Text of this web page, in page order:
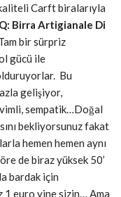
Carft biralarıyla
Birra Artigianale Di
bir sürpriz
gücü ile
Bu
gelişiyor,
sempatik…Doğal
bekliyorsunuz fakat
hemen hemen aynı
de biraz yüksek 50’
bardak için
1 euro yine sizin… Ama